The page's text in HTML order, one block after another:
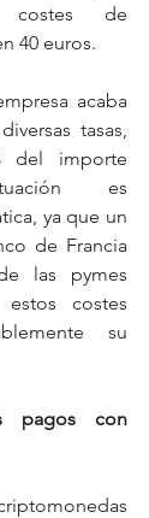
de
40 euros.
acaba
tasas,
del importe
es
ya que un
de Francia
las pymes
costes
su
pagos con